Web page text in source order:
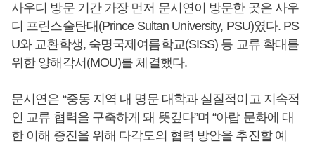
사우디 방문 기간 가장 먼저 문시연이 방문한 곳은 사우
디 프린스술탄대(Prince Sultan University, PSU)였다. PS
U와 교환학생, 숙명국제여름학교(SISS) 등 교류 확대를
위한 양해각서(MOU)를 체결했다.
문시연은 “중동 지역 내 명문 대학과 실질적이고 지속적
인 교류 협력을 구축하게 돼 뜻깊다”며 “아랍 문화에 대
한 이해 증진을 위해 다각도의 협력 방안을 추진할 예